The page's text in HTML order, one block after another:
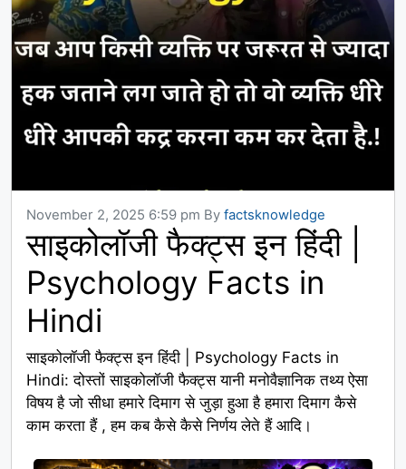
November 2, 2025 6:59 pm By factsknowledge
साइकोलॉजी फैक्ट्स इन हिंदी |
Psychology Facts in
Hindi
साइकोलॉजी फैक्ट्स इन हिंदी | Psychology Facts in
Hindi: दोस्तों साइकोलॉजी फैक्ट्स यानी मनोवैज्ञानिक तथ्य ऐसा
विषय है जो सीधा हमारे दिमाग से जुड़ा हुआ है हमारा दिमाग कैसे
काम करता हैं , हम कब कैसे कैसे निर्णय लेते हैं आदि।